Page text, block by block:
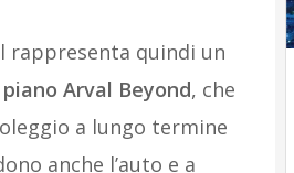
rappresenta quindi un
Arval Beyond, che
a lungo termine
anche l’auto e a